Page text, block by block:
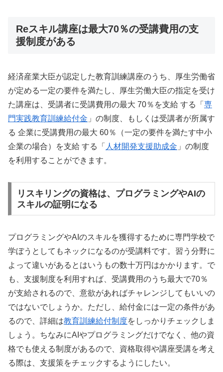
Reスキル講座は最大70％の受講費用の支
援制度がある
経済産業大臣が認定した教育訓練講座のうち、厚生労働省
が定める一定の要件を満たし、厚生労働大臣の指定を受け
た講座は、受講者に受講費用の最大 70％を支給 する「 専
門実践教育訓練給付金 」の制度、もしくは受講者が所属す
る 企業に受講費用の最大 60％（一定の要件を満たす中小
企業の場合）を支給 する「 人材開発支援助成金 」の制度
を利用することができます。
リスキリングの資格は、プログラミングやAIの
スキルの証明になる
プログラミングやAIのスキルを獲得するために専門学校で
学ぼうとしてもネックになるのが受講料です。習う分野に
よって違いがあるとはいうもの数十万円はかかります。で
も、支援制度を利用すれば、受講費用のうち最大で70％
が支給されるので、意欲があればチャレンジしてもいいの
ではないでしょうか。ただし、給付金には一定の条件があ
るので、詳細は教育訓練給付制度をしっかりチェックしま
しょう。ちなみにAIやプログラミングだけでなく、他の資
格でも使える制度があるので、資格取得や講座受講を考え
る際は、支援策をチェックするようにしたい。